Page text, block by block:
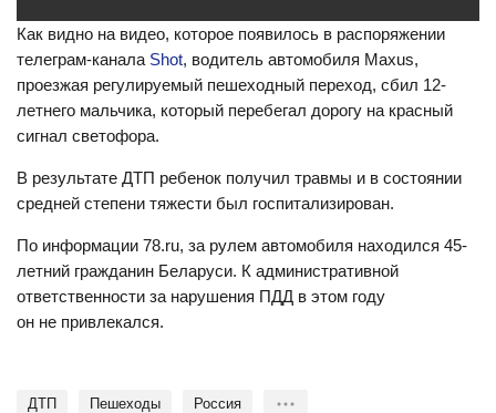
Как видно на видео, которое появилось в распоряжении
телеграм-канала Shot, водитель автомобиля Maxus,
проезжая регулируемый пешеходный переход, сбил 12-
летнего мальчика, который перебегал дорогу на красный
сигнал светофора.
В результате ДТП ребенок получил травмы и в состоянии
средней степени тяжести был госпитализирован.
По информации 78.ru, за рулем автомобиля находился 45-
летний гражданин Беларуси. К административной
ответственности за нарушения ПДД в этом году
он не привлекался.
ДТП пешеходы Россия